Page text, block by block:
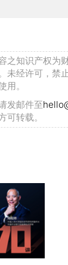
之知识产权为
未经许可，禁
用。
发邮件至
可转载。